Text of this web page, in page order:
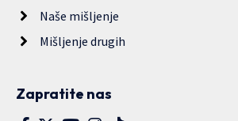
Naše mišljenje
Mišljenje drugih
Zapratite nas